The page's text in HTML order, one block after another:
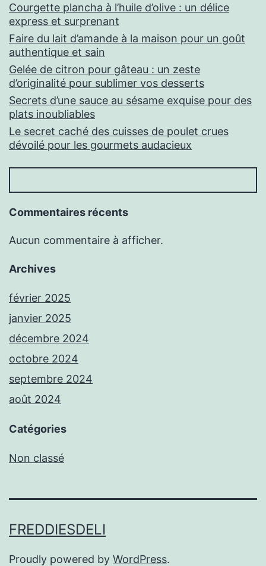
Courgette plancha à l’huile d’olive : un délice
express et surprenant
Faire du lait d’amande à la maison pour un goût
authentique et sain
Gelée de citron pour gâteau : un zeste
d’originalité pour sublimer vos desserts
Secrets d’une sauce au sésame exquise pour des
plats inoubliables
Le secret caché des cuisses de poulet crues
dévoilé pour les gourmets audacieux
Commentaires récents
Aucun commentaire à afficher.
Archives
février 2025
janvier 2025
décembre 2024
octobre 2024
septembre 2024
août 2024
Catégories
Non classé
FREDDIESDELI
Proudly powered by WordPress.